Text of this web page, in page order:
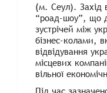
(м. Сеул). Захід
“роад-шоу”, що
зустрічей між
бізнес-колами,
відвідування
місцевих
вільної